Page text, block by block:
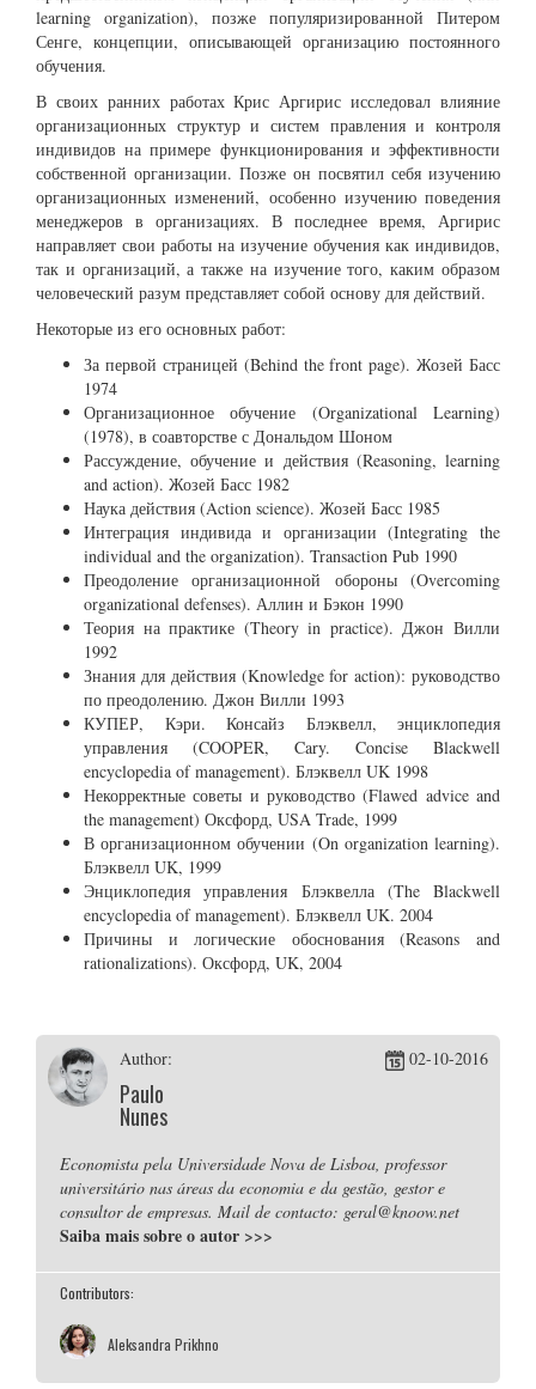
learning organization), позже популяризированной Питером
Сенге, концепции, описывающей организацию постоянного
обучения.
В своих ранних работах Крис Аргирис исследовал влияние
организационных структур и систем правления и контроля
индивидов на примере функционирования и эффективности
собственной организации. Позже он посвятил себя изучению
организационных изменений, особенно изучению поведения
менеджеров в организациях. В последнее время, Аргирис
направляет свои работы на изучение обучения как индивидов,
так и организаций, а также на изучение того, каким образом
человеческий разум представляет собой основу для действий.
Некоторые из его основных работ:
За первой страницей (Behind the front page). Жозей Басс
1974
Организационное обучение (Organizational Learning)
(1978), в соавторстве с Дональдом Шоном
Рассуждение, обучение и действия (Reasoning, learning
and action). Жозей Басс 1982
Наука действия (Action science). Жозей Басс 1985
Интеграция индивида и организации (Integrating the
individual and the organization). Transaction Pub 1990
Преодоление организационной обороны (Overcoming
organizational defenses). Аллин и Бэкон 1990
Теория на практике (Theory in practice). Джон Вилли
1992
Знания для действия (Knowledge for action): руководство
по преодолению. Джон Вилли 1993
КУПЕР, Кэри. Консайз Блэквелл, энциклопедия
управления (COOPER, Cary. Concise Blackwell
encyclopedia of management). Блэквелл UK 1998
Некорректные советы и руководство (Flawed advice and
the management) Оксфорд, USA Trade, 1999
В организационном обучении (On organization learning).
Блэквелл UK, 1999
Энциклопедия управления Блэквелла (The Blackwell
encyclopedia of management). Блэквелл UK. 2004
Причины и логические обоснования (Reasons and
rationalizations). Оксфорд, UK, 2004
Author:
Paulo
Nunes
02-10-2016
Economista pela Universidade Nova de Lisboa, professor
universitário nas áreas da economia e da gestão, gestor e
consultor de empresas. Mail de contacto: geral@knoow.net
Saiba mais sobre o autor >>>
Contributors:
Aleksandra Prikhno